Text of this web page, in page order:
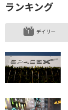
ランキング
デイリー